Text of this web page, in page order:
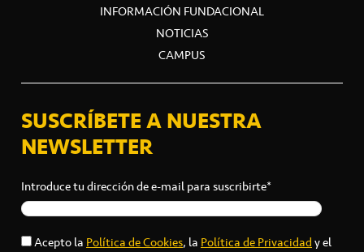
INFORMACIÓN FUNDACIONAL
NOTICIAS
CAMPUS
SUSCRÍBETE A NUESTRA
NEWSLETTER
Introduce tu dirección de e-mail para suscribirte*
Acepto laPolítica de Cookies, laPolítica de Privacidady el